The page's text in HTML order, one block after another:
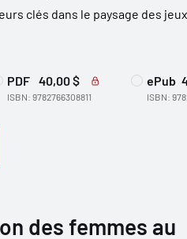
clés dans le paysage des
PDF 40,00 $
ISBN: 9782766308811
ePub
ISBN:
des femmes au